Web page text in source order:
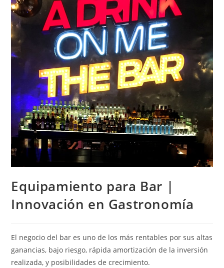
Equipamiento para Bar |
Innovación en Gastronomía
El negocio del bar es uno de los más rentables por sus altas
ganancias, bajo riesgo, rápida amortización de la inversión
realizada, y posibilidades de crecimiento.